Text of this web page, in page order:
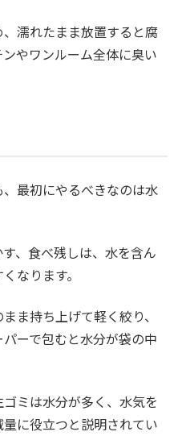
濡れたまま放置すると腐
やワンルーム全体に臭い
最初にやるべきなのは水
、食べ残しは、水を含ん
なります。
ま持ち上げて軽く絞り、
ーで包むと水分が袋の中
ミは水分が多く、水気を
に役立つと説明されてい